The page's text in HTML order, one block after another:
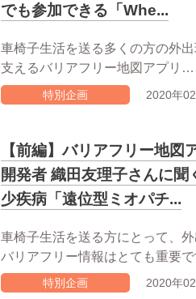
でも参加できる「Whe...
車椅子生活を送る多くの方の外出
支えるバリアフリー地図アプリ…
特別企画 2020年
【前編】バリアフリー地図
開発者 織田友理子さんに
少疾病「遠位型ミオパチ...
車椅子生活を送る方にとって、
バリアフリー情報はとても重要で
特別企画 2020年